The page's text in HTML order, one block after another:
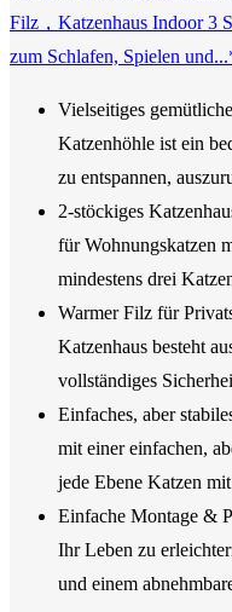
Filz，Katzenhaus Indoor 3
zum Schlafen, Spielen
Vielseitiges
Katzenhöhle ist ein
zu entspannen,
2-stöckiges
für Wohnungskatzen
mindestens drei
Warmer Filz für
Katzenhaus besteht
vollständiges
Einfaches, aber
mit einer einfachen,
jede Ebene Katzen
Einfache Montage &
Ihr Leben zu
und einem